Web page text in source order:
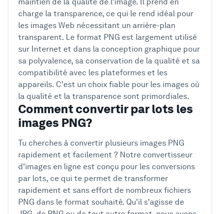
charge la transparence, ce qui le rend idéal pour
les images Web nécessitant un arrière-plan
transparent. Le format PNG est largement utilisé
sur Internet et dans la conception graphique pour
sa polyvalence, sa conservation de la qualité et sa
compatibilité avec les plateformes et les
appareils. C'est un choix fiable pour les images où
la qualité et la transparence sont primordiales.
Comment convertir par lots les
images PNG?
Tu cherches à convertir plusieurs images PNG
rapidement et facilement ? Notre convertisseur
d'images en ligne est conçu pour les conversions
par lots, ce qui te permet de transformer
rapidement et sans effort de nombreux fichiers
PNG dans le format souhaité. Qu'il s'agisse de